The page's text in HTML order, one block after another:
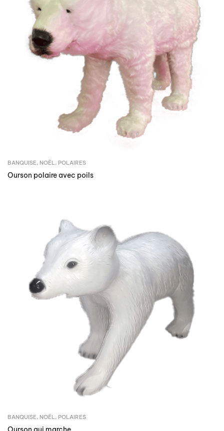
BANQUISE, NOËL, POLAIRES
Ourson polaire avec poils
BANQUISE, NOËL, POLAIRES